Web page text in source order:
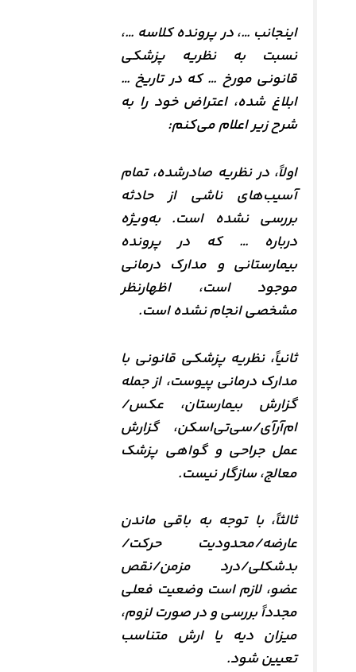
اینجانب …، در پرونده کلاسه …،
نسبت به نظریه پزشکی
قانونی مورخ … که در تاریخ …
ابلاغ شده، اعتراض خود را به
شرح زیر اعلام می‌کنم:
اولاً، در نظریه صادرشده، تمام
آسیب‌های ناشی از حادثه
بررسی نشده است. به‌ویژه
درباره … که در پرونده
بیمارستانی و مدارک درمانی
موجود است، اظهارنظر
مشخصی انجام نشده است.
ثانیاً، نظریه پزشکی قانونی با
مدارک درمانی پیوست، از جمله
گزارش بیمارستان، عکس/
ام‌آر‌آی/سی‌تی‌اسکن، گزارش
عمل جراحی و گواهی پزشک
معالج، سازگار نیست.
ثالثاً، با توجه به باقی ماندن
عارضه/محدودیت حرکت/
بدشکلی/درد مزمن/نقص
عضو، لازم است وضعیت فعلی
مجدداً بررسی و در صورت لزوم،
میزان دیه یا ارش متناسب
تعیین شود.